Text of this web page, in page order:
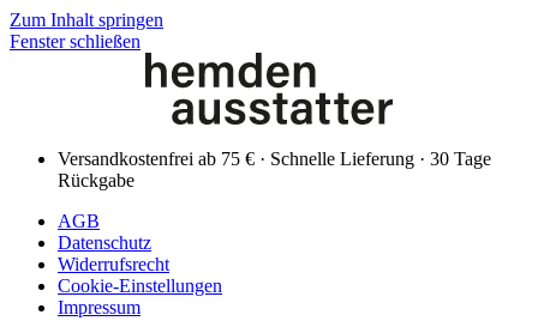
Zum Inhalt springen
Fenster schließen
Versandkostenfrei ab 75 € · Schnelle Lieferung · 30 Tage
Rückgabe
AGB
Datenschutz
Widerrufsrecht
Cookie-Einstellungen
Impressum